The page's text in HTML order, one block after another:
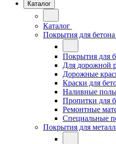
Каталог
Каталог
Покрытия для бетона
Покрытия для
Для дорожной
Дорожные
Краски для
Наливные
Пропитки для
Ремонтные
Специальные
Покрытия для